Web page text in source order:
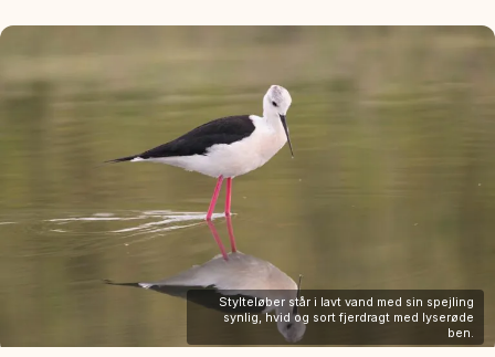
Stylteløber står i lavt vand med sin spejling
synlig, hvid og sort fjerdragt med lyserøde
ben.